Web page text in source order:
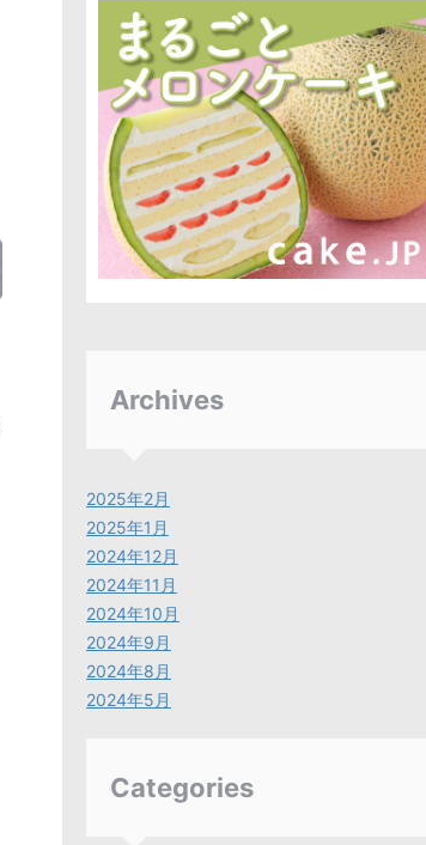
Archives
2025年2月
2025年1月
2024年12月
2024年11月
2024年10月
2024年9月
2024年8月
2024年5月
Categories